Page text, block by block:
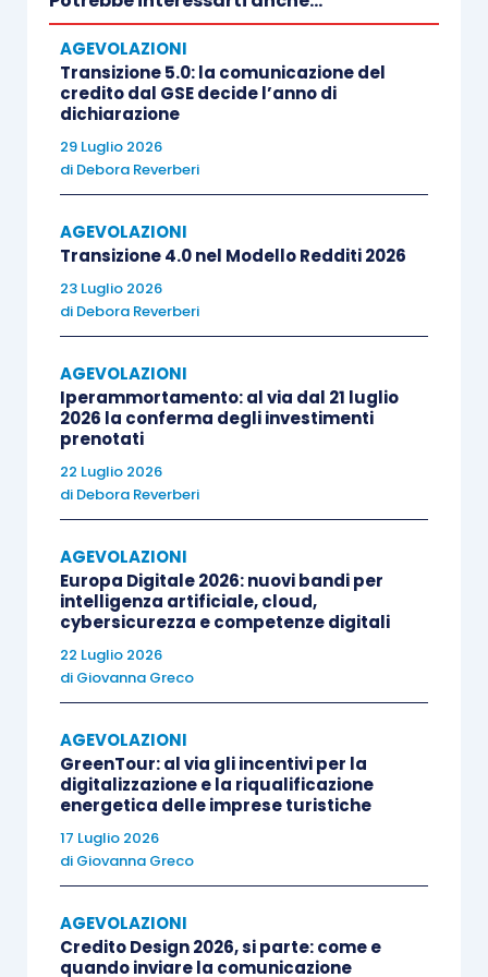
le mensilità da gennaio a maggio 2021, del
credito già riconosciuto con riferimento ai mesi
da marzo a giugno 2020 e da ottobre a dicembre
2020(alle condizioni previste dai Decreti Ristori),
nonché nel
Per i soggetti che svolgono attività economica
diversi dalle imprese turistiche,
compete sino alla mensilità di maggio 2021,
conseguimentodi ricavi o compensi
2019 non eccedenti la soglia dei 15
milioni di euro
tra il 1° aprile 2020 e il 31 marzo 2021
inferiore almeno del 30 per cento
rispetto all’ammontare medio mensile
del fatturato e dei corrispettivi del
periodo compreso tra il 1° aprile 2019 e
il 31 marzo 2020
Il criterio di verifica del fatturato su base mensile
determinato “mese su mese” è stato così
rimpiazzato da quello di misurazione del
medio mensile degli introiti calcolato
confrontando i periodi che coprono l’arco
temporale 1° aprile – 31° marzo.
AGEVOLAZIONI
Transizione 5.0: la comunicazione del
credito dal GSE decide l’anno di
dichiarazione
29 Luglio 2026
di Debora Reverberi
AGEVOLAZIONI
Transizione 4.0 nel Modello Redditi 2026
23 Luglio 2026
di Debora Reverberi
AGEVOLAZIONI
Iperammortamento: al via dal 21 luglio
2026 la conferma degli investimenti
prenotati
22 Luglio 2026
di Debora Reverberi
AGEVOLAZIONI
Europa Digitale 2026: nuovi bandi per
intelligenza artificiale, cloud,
cybersicurezza e competenze digitali
22 Luglio 2026
di Giovanna Greco
AGEVOLAZIONI
GreenTour: al via gli incentivi per la
digitalizzazione e la riqualificazione
energetica delle imprese turistiche
17 Luglio 2026
di Giovanna Greco
AGEVOLAZIONI
Credito Design 2026, si parte: come e
quando inviare la comunicazione